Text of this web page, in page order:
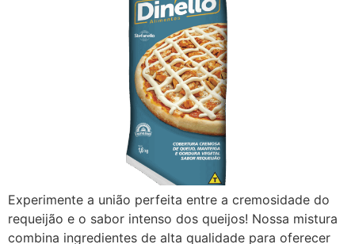
Experimente a união perfeita entre a cremosidade do
requeijão e o sabor intenso dos queijos! Nossa mistura
combina ingredientes de alta qualidade para oferecer